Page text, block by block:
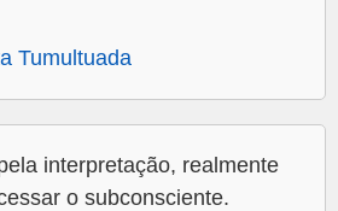
Tumultuada
interpretação, realmente
o subconsciente.